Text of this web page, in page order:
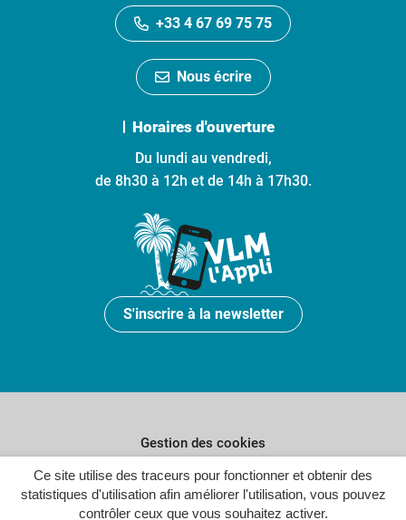
Ce site utilise des traceurs pour fonctionner et obtenir des
statistiques d'utilisation afin améliorer l'utilisation, vous pouvez
contrôler ceux que vous souhaitez activer.
+33 4 67 69 75 75
Nous écrire
Horaires d'ouverture
Du lundi au vendredi,
de 8h30 à 12h et de 14h à 17h30.
S'inscrire à la newsletter
Gestion des cookies
Plan du site
Politique de confidentialité